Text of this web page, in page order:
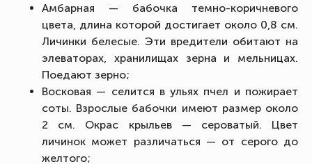
Амбарная — бабочка темно-коричневого
цвета, длина которой достигает около 0,8 см.
Личинки белесые. Эти вредители обитают на
элеваторах, хранилищах зерна и мельницах.
Поедают зерно;
Восковая — селится в ульях пчел и пожирает
соты. Взрослые бабочки имеют размер около
2 см. Окрас крыльев — сероватый. Цвет
личинок может различаться — от серого до
желтого;